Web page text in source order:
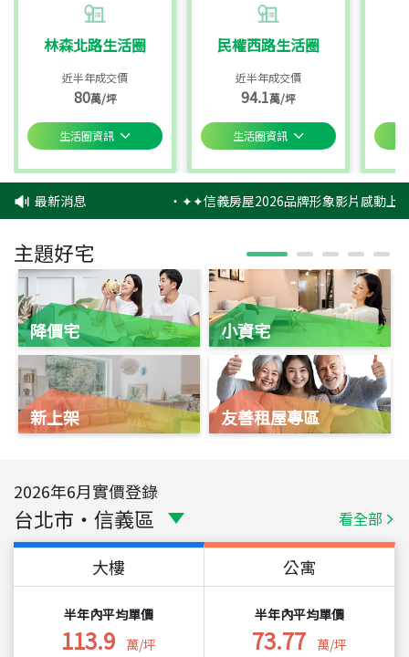
林森北路生活圈
近半年成交價
80萬/坪
生活圈資訊
民權西路生活圈
近半年成交價
94.1萬/坪
生活圈資訊
最新消息 ‧✦✦信義房屋2026品牌形象影片感動上
主題好宅
降價宅
新上架
小資宅
友善租屋專區
2026年6月實價登錄
台北市 ・ 信義區 看全部
大樓
半年內平均單價
113.9 萬/坪
公寓
半年內平均單價
73.77 萬/坪